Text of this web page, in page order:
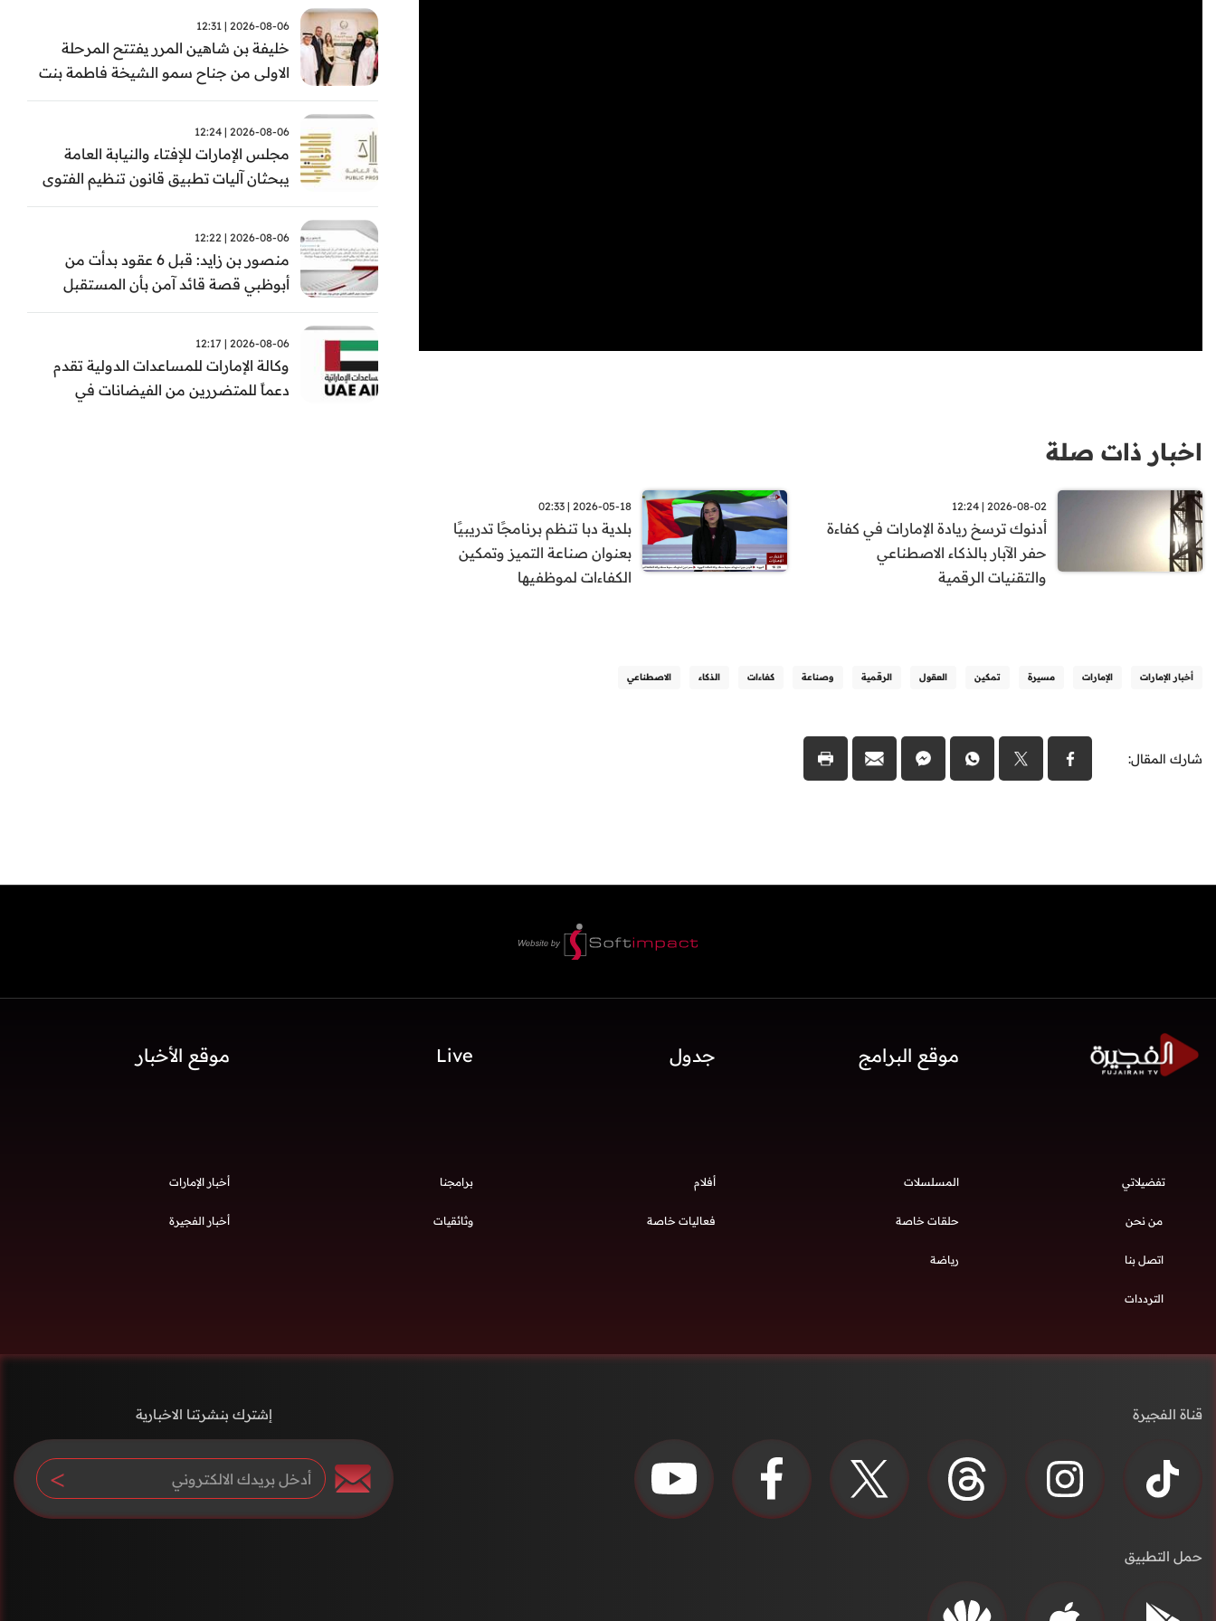
اخبار ذات صلة
2026-08-02 | 12:24
أدنوك ترسخ ريادة الإمارات في كفاءة
حفر الآبار بالذكاء الاصطناعي
والتقنيات الرقمية
2026-05-18 | 02:33
بلدية دبا تنظم برنامجًا تدريبيًا
بعنوان صناعة التميز وتمكين
الكفاءات لموظفيها
أخبار الإمارات الإمارات مسيرة تمكين العقول الرقمية وصناعة كفاءات الذكاء الاصطناعي
شارك المقال:
2026-08-06 | 12:31
خليفة بن شاهين المرر يفتتح المرحلة
الاولى من جناح سمو الشيخة فاطمة بنت
مبارك للجراحة النسائية والتوليد في
2026-08-06 | 12:24
مجلس الإمارات للإفتاء والنيابة العامة
يبحثان آليات تطبيق قانون تنظيم الفتوى
وضبط المخالفات
2026-08-06 | 12:22
منصور بن زايد: قبل 6 عقود بدأت من
أبوظبي قصة قائد آمن بأن المستقبل
يُصنع بالإرادة والعمل
2026-08-06 | 12:17
وكالة الإمارات للمساعدات الدولية تقدم
دعماً للمتضررين من الفيضانات في
موقع البرامج جدول Live موقع الأخبار
تفضيلاتي
من نحن
اتصل بنا
الترددات
المسلسلات أفلام برامجنا
حلقات خاصة فعاليات خاصة وثائقيات
رياضة
أخبار الإمارات
أخبار الفجيرة
قناة الفجيرة
حمل التطبيق
إشترك بنشرتنا الاخبارية